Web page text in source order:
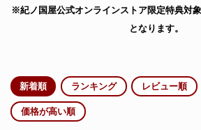
※紀ノ国屋公式オンラインストア限定特典対
となります。
新着順 ランキング レビュー順
価格が高い順